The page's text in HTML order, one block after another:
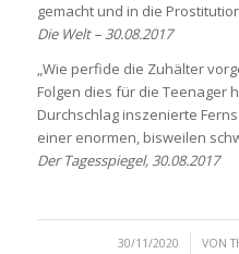
gemacht und in die
Die Welt – 30.08.2017
„Wie perfide die Zuhälter
Folgen dies für die Teenager
Durchschlag inszenierte
einer enormen, bisweilen
Der Tagesspiegel, 30.08.2017
30/11/2020
/ VON